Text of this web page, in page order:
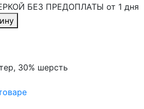
БЕЗ ПРЕДОПЛАТЫ от 1 дня
30% шерсть